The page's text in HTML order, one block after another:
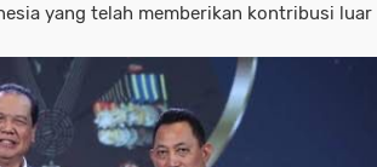
yang telah memberikan kontribusi luar